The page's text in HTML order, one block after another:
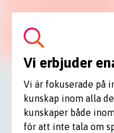
Vi erbjuder
Vi är fokuserade på
kunskap inom alla
kunskaper både
för att inte tala om